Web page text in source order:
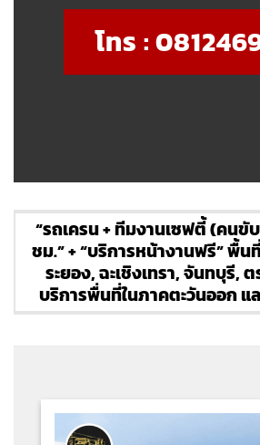
โทร :
“รถเครน + ทีมงานเซฟตี้ (คนขับ
ชม.” + “บริการหน้างานฟรี” พื้น
ระยอง, ฉะเชิงเทรา, จันทบุรี,
บริการพื่นที่ในภาคตะวันออก แ